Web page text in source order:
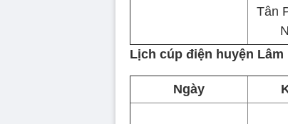
Tân
Lịch cúp điện huyện Lâm
Ngày